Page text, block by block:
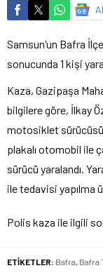
Samsun’un Bafra
sonucunda 1 kişi
Kaza, Gazipaşa
bilgilere göre, İlkay
motosiklet
plakalı otomobil ile
sürücü yaralandı.
ile tedavisi yapılma
Polis kaza ile ilgili
ETİKETLER: Bafra Bafra